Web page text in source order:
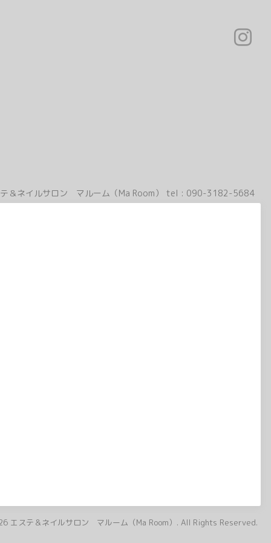
＆ネイルサロン マルーム（Ma Room） tel : 090-3182-5684
エステ＆ネイルサロン マルーム（Ma Room） . All Rights Reserved.